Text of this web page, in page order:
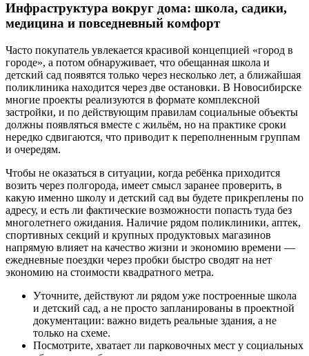
Инфраструктура вокруг дома: школа, садики,
медицина и повседневный комфорт
Часто покупатель увлекается красивой концепцией «город в
городе», а потом обнаруживает, что обещанная школа и
детский сад появятся только через несколько лет, а ближайшая
поликлиника находится через две остановки. В Новосибирске
многие проекты реализуются в формате комплексной
застройки, и по действующим правилам социальные объекты
должны появляться вместе с жильём, но на практике сроки
нередко сдвигаются, что приводит к переполненным группам
и очередям.
Чтобы не оказаться в ситуации, когда ребёнка приходится
возить через полгорода, имеет смысл заранее проверить, в
какую именно школу и детский сад вы будете прикреплены по
адресу, и есть ли фактические возможности попасть туда без
многолетнего ожидания. Наличие рядом поликлиники, аптек,
спортивных секций и крупных продуктовых магазинов
напрямую влияет на качество жизни и экономию времени —
ежедневные поездки через пробки быстро сводят на нет
экономию на стоимости квадратного метра.
Уточните, действуют ли рядом уже построенные школа
и детский сад, а не просто запланированы в проектной
документации: важно видеть реальные здания, а не
только на схеме.
Посмотрите, хватает ли парковочных мест у социальных